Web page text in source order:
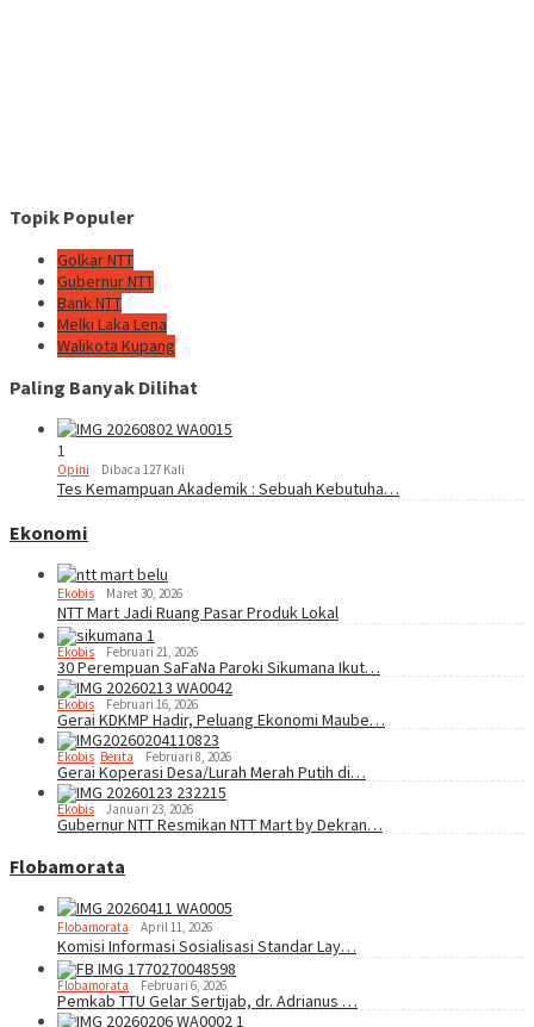
Topik Populer
Golkar NTT
Gubernur NTT
Bank NTT
Melki Laka Lena
Walikota Kupang
Paling Banyak Dilihat
1
Opini Dibaca 127 Kali
Tes Kemampuan Akademik : Sebuah Kebutuha…
Ekonomi
Ekobis Maret 30, 2026
NTT Mart Jadi Ruang Pasar Produk Lokal
Ekobis Februari 21, 2026
30 Perempuan SaFaNa Paroki Sikumana Ikut…
Ekobis Februari 16, 2026
Gerai KDKMP Hadir, Peluang Ekonomi Maube…
Ekobis Berita Februari 8, 2026
Gerai Koperasi Desa/Lurah Merah Putih di…
Ekobis Januari 23, 2026
Gubernur NTT Resmikan NTT Mart by Dekran…
Flobamorata
Flobamorata April 11, 2026
Komisi Informasi Sosialisasi Standar Lay…
Flobamorata Februari 6, 2026
Pemkab TTU Gelar Sertijab, dr. Adrianus …